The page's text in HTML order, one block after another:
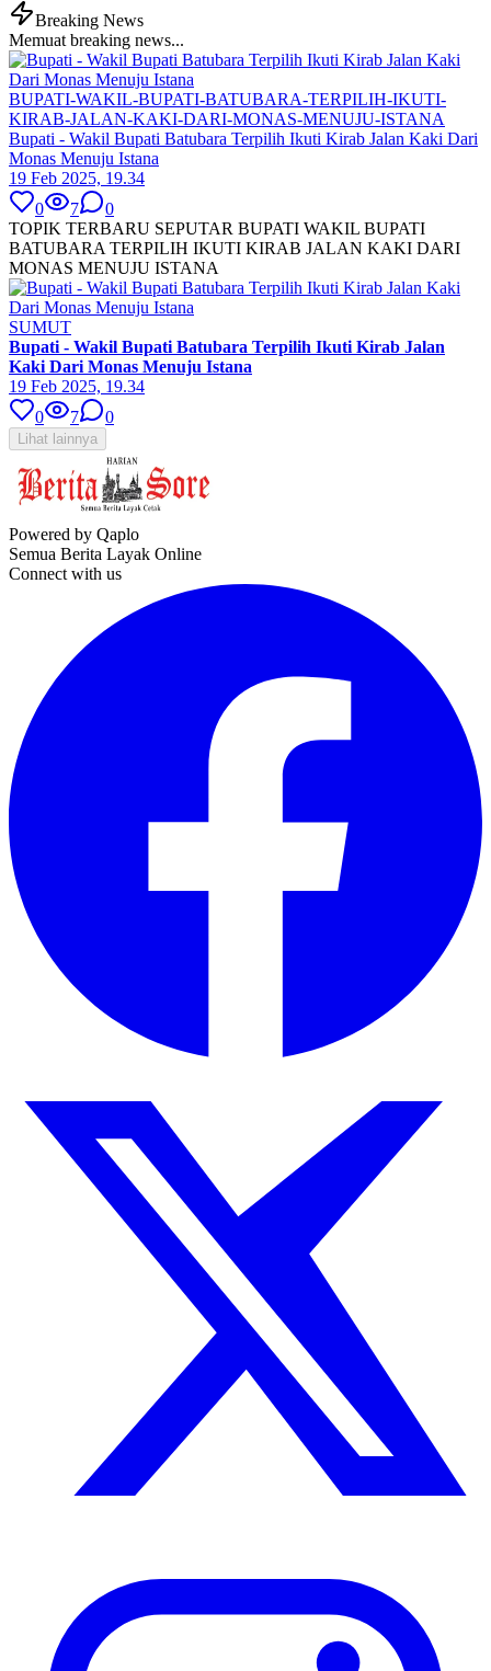
Breaking News
Memuat breaking news...
BUPATI-WAKIL-BUPATI-BATUBARA-TERPILIH-IKUTI-
KIRAB-JALAN-KAKI-DARI-MONAS-MENUJU-ISTANA
Bupati - Wakil Bupati Batubara Terpilih Ikuti Kirab Jalan Kaki Dari
Monas Menuju Istana
19 Feb 2025, 19.34
0
7
0
TOPIK TERBARU SEPUTAR BUPATI WAKIL BUPATI
BATUBARA TERPILIH IKUTI KIRAB JALAN KAKI DARI
MONAS MENUJU ISTANA
SUMUT
Bupati - Wakil Bupati Batubara Terpilih Ikuti Kirab Jalan
Kaki Dari Monas Menuju Istana
19 Feb 2025, 19.34
0
7 0
Lihat lainnya
Powered by Qaplo
Semua Berita Layak Online
Connect with us